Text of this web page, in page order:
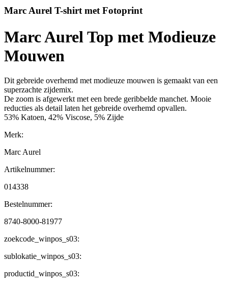
Marc Aurel T-shirt met Fotoprint
Marc Aurel Top met Modieuze
Mouwen
Dit gebreide overhemd met modieuze mouwen is gemaakt van een
superzachte zijdemix.
De zoom is afgewerkt met een brede geribbelde manchet. Mooie
reducties als detail laten het gebreide overhemd opvallen.
53% Katoen, 42% Viscose, 5% Zijde
Merk:
Marc Aurel
Artikelnummer:
014338
Bestelnummer:
8740-8000-81977
zoekcode_winpos_s03:
sublokatie_winpos_s03:
productid_winpos_s03: